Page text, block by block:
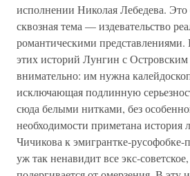
исполнении Николая Лебедева. Это
сквозная тема — издевательство
романтическими
этих историй Лунгин с
внимательно: им нужна
исключающая подлинную
сюда белыми нитками, без
необходимости приметана история
Чичикова к эмигрантке-русофобке-
уж так ненавидит все экс-